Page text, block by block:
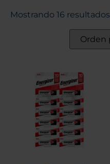
Mostrando 16 resultados